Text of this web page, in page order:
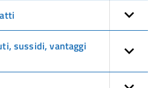
sussidi, vantaggi